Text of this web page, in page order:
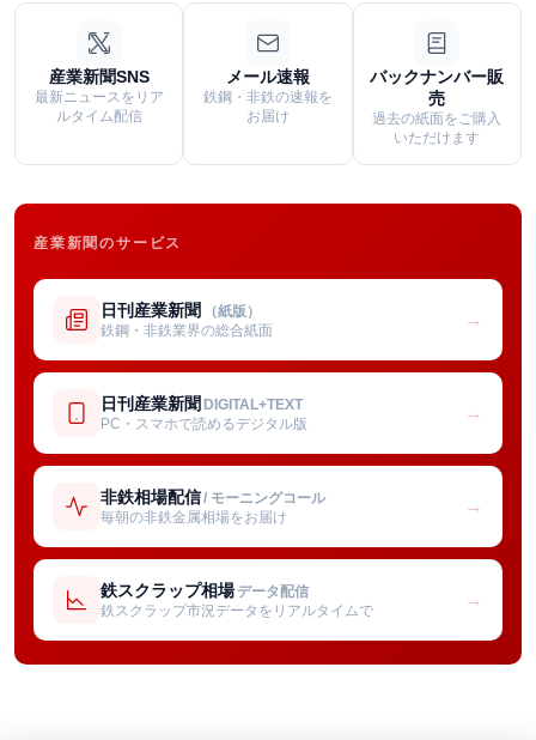
産業新聞SNS
最新ニュースをリア
ルタイム配信
メール速報
鉄鋼・非鉄の速報を
お届け
バックナンバー販
売
過去の紙面をご購入
いただけます
産業新聞のサービス
日刊産業新聞 （紙版）
鉄鋼・非鉄業界の総合紙面
→
日刊産業新聞 DIGITAL+TEXT
PC・スマホで読めるデジタル版
→
非鉄相場配信/ モーニングコール
毎朝の非鉄金属相場をお届け
→
鉄スクラップ相場 データ配信
鉄スクラップ市況データをリアルタイムで
→